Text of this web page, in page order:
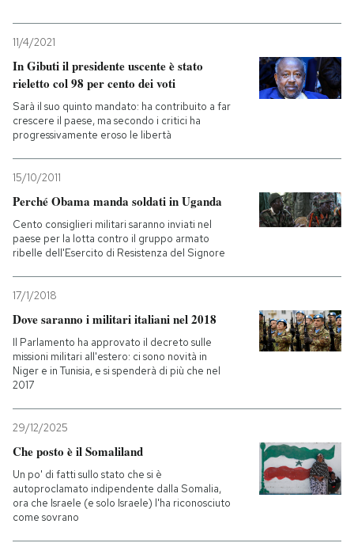
AREA PERSONALE
11/4/2021
In Gibuti il presidente uscente è stato
rieletto col 98 per cento dei voti
Sarà il suo quinto mandato: ha contribuito a far
crescere il paese, ma secondo i critici ha
progressivamente eroso le libertà
15/10/2011
Perché Obama manda soldati in Uganda
Cento consiglieri militari saranno inviati nel
paese per la lotta contro il gruppo armato
ribelle dell'Esercito di Resistenza del Signore
17/1/2018
Dove saranno i militari italiani nel 2018
Il Parlamento ha approvato il decreto sulle
missioni militari all'estero: ci sono novità in
Niger e in Tunisia, e si spenderà di più che nel
2017
29/12/2025
Che posto è il Somaliland
Un po' di fatti sullo stato che si è
autoproclamato indipendente dalla Somalia,
ora che Israele (e solo Israele) l'ha riconosciuto
come sovrano